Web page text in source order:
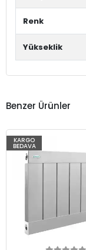
Renk
Yükseklik
Benzer Ürünler
KARGO
BEDAVA